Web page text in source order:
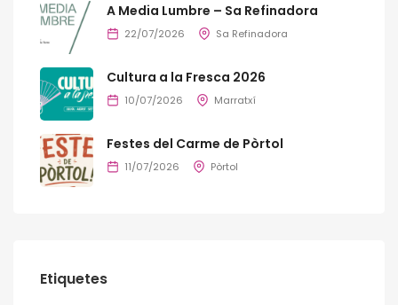
A Media Lumbre – Sa Refinadora
22/07/2026 Sa Refinadora
Cultura a la Fresca 2026
10/07/2026 Marratxí
Festes del Carme de Pòrtol
11/07/2026 Pòrtol
Etiquetes